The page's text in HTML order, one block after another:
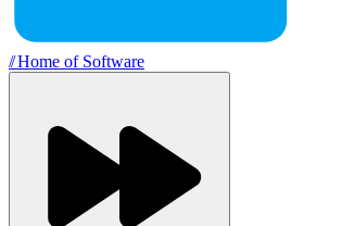
//Home of Software